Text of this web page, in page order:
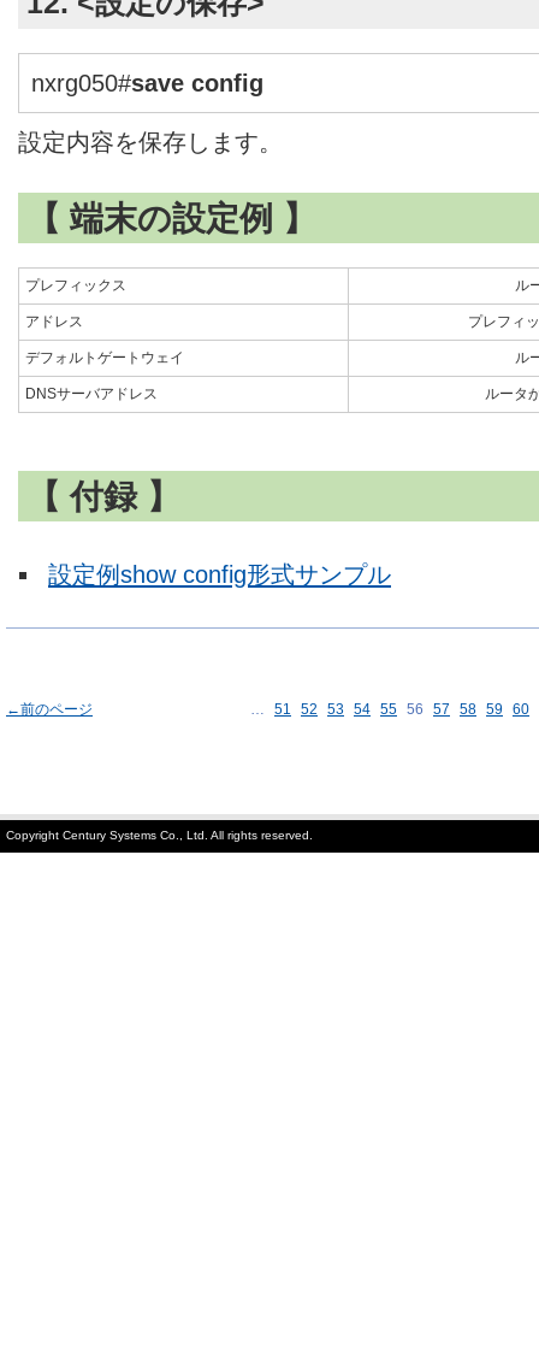
nxrg050#save config
設定内容を保存します。
【 端末の設定例 】
プレフィックス ル
アドレス プレフィ
デフォルトゲートウェイ ル
DNSサーバアドレス ルータ
【 付録 】
設定例show config形式サンプル
←前のページ … 51 52 53 54 55 56 57 58 59 60
Copyright Century Systems Co., Ltd. All rights reserved.